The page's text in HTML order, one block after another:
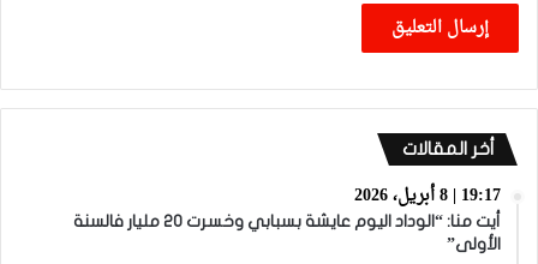
أخر المقالات
19:17 | 8 أبريل، 2026
أيت منا: “الوداد اليوم عايشة بسبابي وخسرت 20 مليار فالسنة
الأولى”